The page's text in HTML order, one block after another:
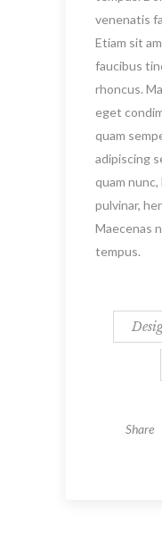
venenatis
Etiam sit
faucibus
rhoncus.
eget
quam
adipiscing
quam
pulvinar,
Maecenas
tempus.
Share